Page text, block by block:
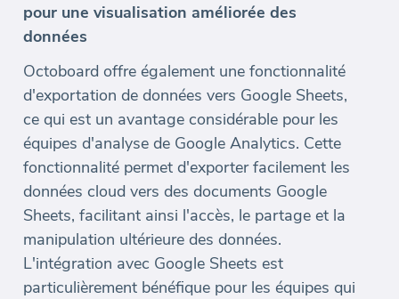
pour une visualisation améliorée des
données
Octoboard offre également une fonctionnalité
d'exportation de données vers Google Sheets,
ce qui est un avantage considérable pour les
équipes d'analyse de Google Analytics. Cette
fonctionnalité permet d'exporter facilement les
données cloud vers des documents Google
Sheets, facilitant ainsi l'accès, le partage et la
manipulation ultérieure des données.
L'intégration avec Google Sheets est
particulièrement bénéfique pour les équipes qui